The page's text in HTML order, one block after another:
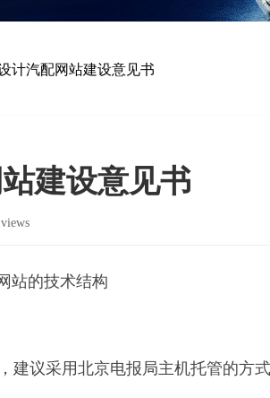
计汽配网站建设意见书
建设意见书
views
站的技术结构
采用北京电报局主机托管的方式